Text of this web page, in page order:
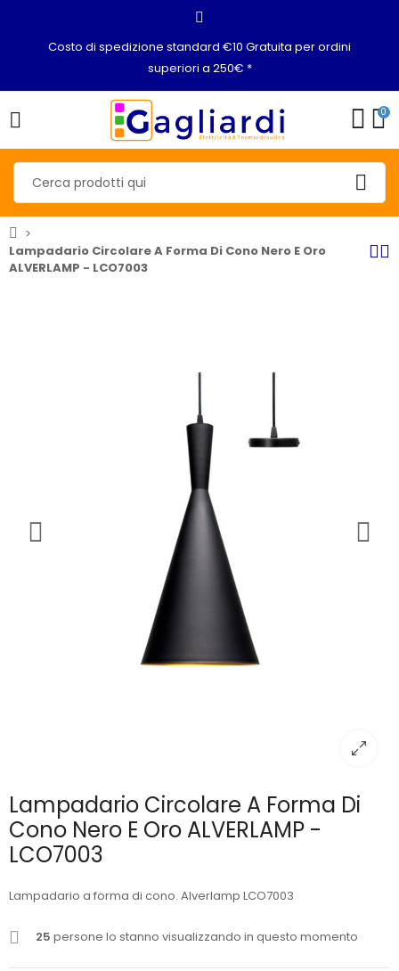
Costo di spedizione standard €10 Gratuita per ordini
superiori a 250€ *
0
Lampadario Circolare A Forma Di Cono Nero E Oro
ALVERLAMP - LCO7003
Lampadario Circolare A Forma Di
Cono Nero E Oro ALVERLAMP -
LCO7003
Lampadario a forma di cono. Alverlamp LCO7003
25 persone lo stanno visualizzando in questo momento